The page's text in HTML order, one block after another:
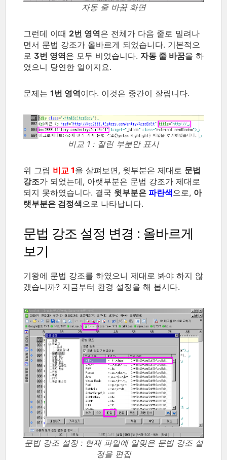
자동 줄 바꿈 화면
그런데 이때 2번 영역은 전체가 다음 줄로 밀려나
면서 문법 강조가 올바르게 되었습니다. 기본적으
로 3번 영역은 모두 비었습니다. 자동 줄 바꿈을 하
였으니 당연한 일이지요.
문제는 1번 영역이다. 이것은 중간이 잘립니다.
비교 1 : 잘린 부분만 표시
위 그림 비교 1을 살펴보면, 윗부분은 제대로 문법
강조가 되었는데, 아랫부분은 문법 강조가 제대로
되지 못하였습니다. 결국 윗부분은 파란색으로, 아
랫부분은 검정색으로 나타납니다.
문법 강조 설정 변경 : 올바르게
보기
기왕에 문법 강조를 하였으니 제대로 봐야 하지 않
겠습니까? 지금부터 환경 설정을 해 봅시다.
문법 강조 설정 : 현재 파일에 알맞은 문법 강조 설
정을 편집